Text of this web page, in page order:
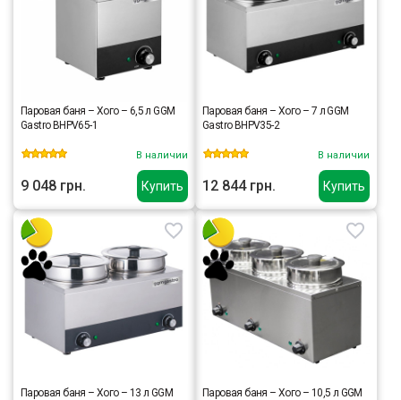
Купить
Паровая баня – Хого – 6,5 л GGM
Gastro BHPV65-1
В наличии
9 048 грн. Купить
Паровая баня – Хого – 7 л GGM
Gastro BHPV35-2
В наличии
12 844 грн.
Паровая баня – Хого – 13 л GGM
Паровая баня – Хого – 10,5 л GGM